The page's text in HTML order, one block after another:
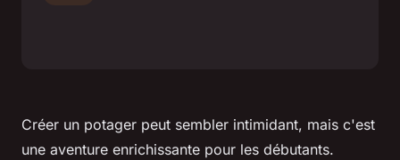
Créer un potager peut sembler intimidant, mais c'est
une aventure enrichissante pour les débutants.